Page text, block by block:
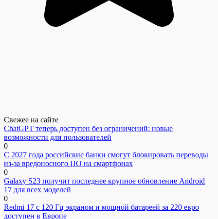
Свежее на сайте
ChatGPT теперь доступен без ограничений: новые
возможности для пользователей
0
С 2027 года российские банки смогут блокировать переводы
из-за вредоносного ПО на смартфонах
0
Galaxy S23 получит последнее крупное обновление Android
17 для всех моделей
0
Redmi 17 с 120 Гц экраном и мощной батареей за 220 евро
доступен в Европе